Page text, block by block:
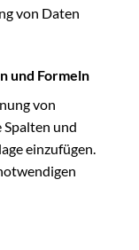
von Daten
und Formeln
von
Spalten und
einzufügen.